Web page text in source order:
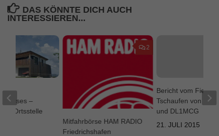
DAS KÖNNTE DICH AUCH
INTERESSIEREN...
2
Mitfahrbörse HAM RADIO
Friedrichshafen
Bericht vom
Tschaufen von
und DL1MCG
21. JULI 2015
–
Ortsstelle